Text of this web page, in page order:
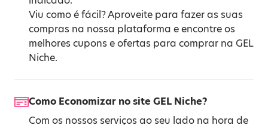
Viu como é fácil? Aproveite para fazer as suas
compras na nossa plataforma e encontre os
melhores cupons e ofertas para comprar na GEL
Niche.
Como Economizar no site GEL Niche?
Com os nossos serviços ao seu lado na hora de